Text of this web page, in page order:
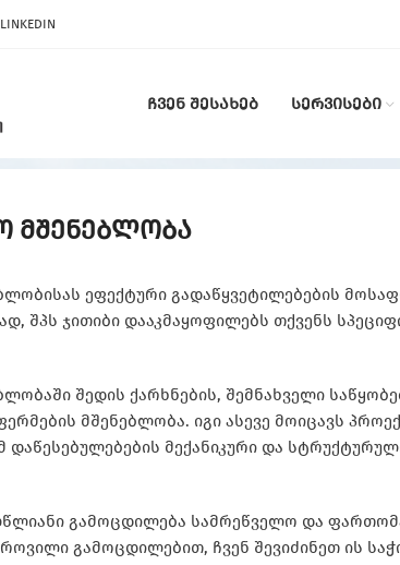
LINKEDIN
ᲩᲕᲔᲜ ᲨᲔᲡᲐᲮᲔᲑ ᲡᲔᲠᲕᲘᲡᲔᲑᲘ
მშენებლობა
ეფექტური გადაწყვეტილებების
შპს ჯითიბი დააკმაყოფილებს თქვენს
შედის ქარხნების, შემნახველი
მშენებლობა. იგი ასევე მოიცავს
დაწესებულებების მექანიკური და
გამოცდილება სამრეწველო და
გამოცდილებით, ჩვენ შევიძინეთ ის